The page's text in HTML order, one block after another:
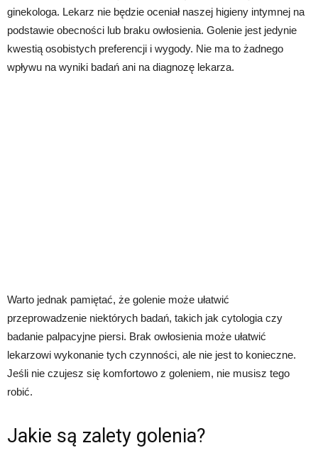
ginekologa. Lekarz nie będzie oceniał naszej higieny intymnej na
podstawie obecności lub braku owłosienia. Golenie jest jedynie
kwestią osobistych preferencji i wygody. Nie ma to żadnego
wpływu na wyniki badań ani na diagnozę lekarza.
Warto jednak pamiętać, że golenie może ułatwić
przeprowadzenie niektórych badań, takich jak cytologia czy
badanie palpacyjne piersi. Brak owłosienia może ułatwić
lekarzowi wykonanie tych czynności, ale nie jest to konieczne.
Jeśli nie czujesz się komfortowo z goleniem, nie musisz tego
robić.
Jakie są zalety golenia?